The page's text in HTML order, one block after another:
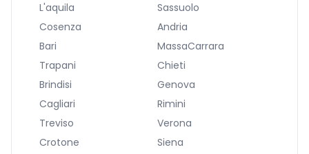
L'aquila
Sassuolo
Cosenza
Andria
Bari
MassaCarrara
Trapani
Chieti
Brindisi
Genova
Cagliari
Rimini
Treviso
Verona
Crotone
Siena